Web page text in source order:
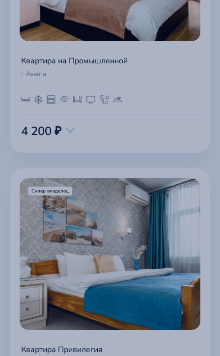
Квартира на Промышленной
г Анапа
4 200 ₽
Супер владелец
Квартира Привилегия